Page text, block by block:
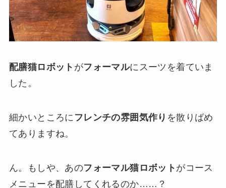
配膳猫ロボット がフォーマルにスーツを着ていま
した。
細かいところに フレンチの雰囲気作り を散りばめ
てありますね。
ん。もしや、あのフォーマル猫ロボット がコース
メニューを配膳してくれるのか……？